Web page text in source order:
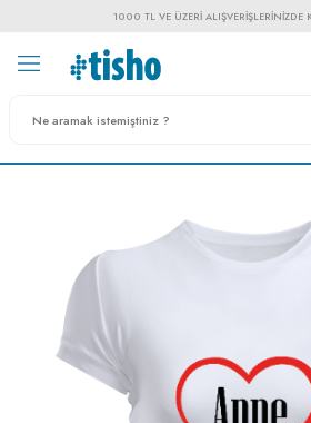
1000 TL VE ÜZERI ALIŞVERIŞLERINIZDE